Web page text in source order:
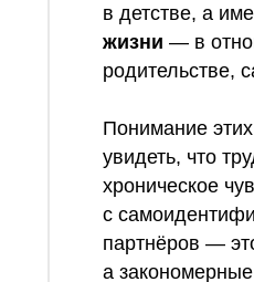
в детстве, а
жизни — в
родительстве,
Понимание
увидеть, что
хроническое
с
партнёров —
а